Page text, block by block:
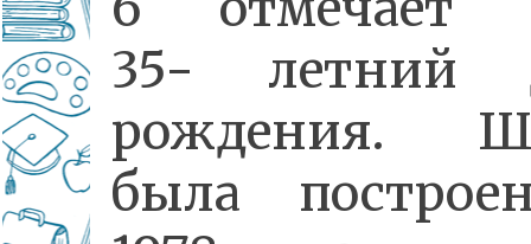
35- летний
рождения.
была